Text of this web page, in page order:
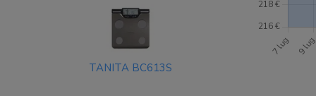
TANITA BC613S